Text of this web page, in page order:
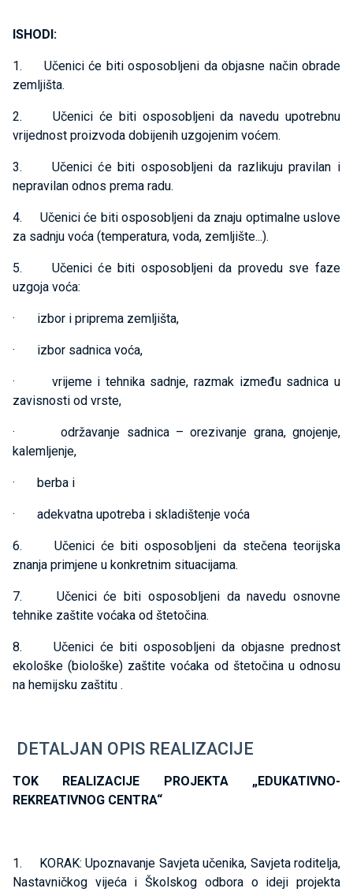
ISHODI:
1. Učenici će biti osposobljeni da objasne način obrade
zemljišta.
2. Učenici će biti osposobljeni da navedu upotrebnu
vrijednost proizvoda dobijenih uzgojenim voćem.
3. Učenici će biti osposobljeni da razlikuju pravilan i
nepravilan odnos prema radu.
4. Učenici će biti osposobljeni da znaju optimalne uslove
za sadnju voća (temperatura, voda, zemljište...).
5. Učenici će biti osposobljeni da provedu sve faze
uzgoja voća:
· izbor i priprema zemljišta,
· izbor sadnica voća,
· vrijeme i tehnika sadnje, razmak između sadnica u
zavisnosti od vrste,
· održavanje sadnica – orezivanje grana, gnojenje,
kalemljenje,
· berba i
· adekvatna upotreba i skladištenje voća
6. Učenici će biti osposobljeni da stečena teorijska
znanja primjene u konkretnim situacijama.
7. Učenici će biti osposobljeni da navedu osnovne
tehnike zaštite voćaka od štetočina.
8. Učenici će biti osposobljeni da objasne prednost
ekološke (biološke) zaštite voćaka od štetočina u odnosu
na hemijsku zaštitu .
DETALJAN OPIS REALIZACIJE
TOK REALIZACIJE PROJEKTA „EDUKATIVNO-
REKREATIVNOG CENTRA“
1. KORAK: Upoznavanje Savjeta učenika, Savjeta roditelja,
Nastavničkog vijeća i Školskog odbora o ideji projekta